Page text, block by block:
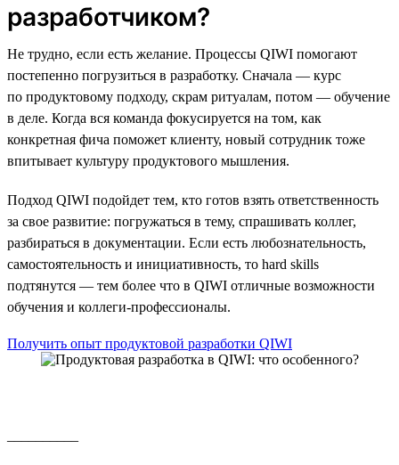
разработчиком?
Не трудно, если есть желание. Процессы QIWI помогают
постепенно погрузиться в разработку. Сначала — курс
по продуктовому подходу, скрам ритуалам, потом — обучение
в деле. Когда вся команда фокусируется на том, как
конкретная фича поможет клиенту, новый сотрудник тоже
впитывает культуру продуктового мышления.
Подход QIWI подойдет тем, кто готов взять ответственность
за свое развитие: погружаться в тему, спрашивать коллег,
разбираться в документации. Если есть любознательность,
самостоятельность и инициативность, то hard skills
подтянутся — тем более что в QIWI отличные возможности
обучения и коллеги-профессионалы.
Получить опыт продуктовой разработки QIWI